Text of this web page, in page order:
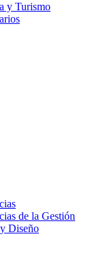
y Turismo
de la Gestión
Diseño